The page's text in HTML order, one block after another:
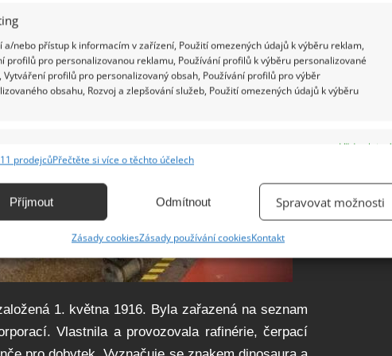
a/nebo přístup k informacím v zařízení, Použití omezených údajů k výběru reklam,
profilů pro personalizovanou reklamu, Používání profilů k výběru personalizované
Vytváření profilů pro personalizovaný obsah, Používání profilů pro výběr
obsahu, Rozvoj a zlepšování služeb, Použití omezených údajů k výběru
Vždy aktivní
zařízení na základě automaticky přenášených informací.
aktivně vyžádaných informací.
chyb, Poskytování a zobrazování reklamy a obsahu,
a sdělování voleb ochrany osobních údajů.
prodejcůPřečtěte si více o těchto účelech
Příjmout Odmítnout Spravovat možnosti
Zásady cookiesZásady používání cookiesKontakt
1. května 1916. Byla zařazená na seznam
Vlastnila a provozovala rafinérie, čerpací